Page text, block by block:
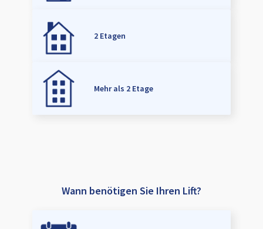
2 Etagen
Mehr als 2 Etage
Wann benötigen Sie Ihren Lift?